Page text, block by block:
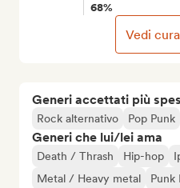
Generi accettati più
Rock alternativo Pop Punk
Generi che lui/lei ama
Death / Thrash Hip-hop
Metal / Heavy metal
Punk
68%
Vedi